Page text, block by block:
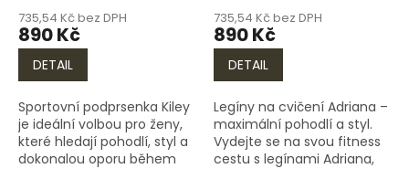
735,54 Kč bez DPH
890 Kč
DETAIL
Sportovní podprsenka Kiley
je ideální volbou pro ženy,
které hledají pohodlí, styl a
dokonalou oporu během
735,54 Kč bez DPH
890 Kč
DETAIL
Legíny na cvičení Adriana –
maximální pohodlí a styl.
Vydejte se na svou fitness
cestu s legínami Adriana,